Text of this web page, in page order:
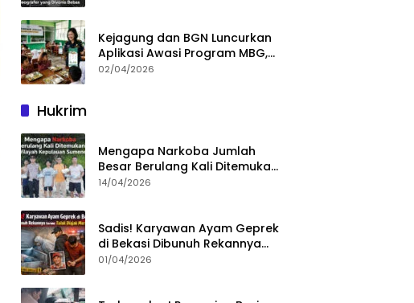
Kejagung dan BGN Luncurkan
Aplikasi Awasi Program MBG,
Begini Cara Lapornya
02/04/2026
Hukrim
Mengapa Narkoba Jumlah
Besar Berulang Kali Ditemukan
di Wilayah Kepulauan
14/04/2026
Sadis! Karyawan Ayam Geprek
di Bekasi Dibunuh Rekannya
karena Tolak Diajak Merampok
01/04/2026